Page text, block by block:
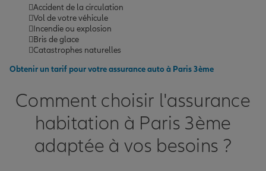
Accident de la circulation
Vol de votre véhicule
Incendie ou explosion
Bris de glace
Catastrophes naturelles
Obtenir un tarif pour votre assurance auto à Paris 3ème
Comment choisir l'assurance
habitation à Paris 3ème
adaptée à vos besoins ?